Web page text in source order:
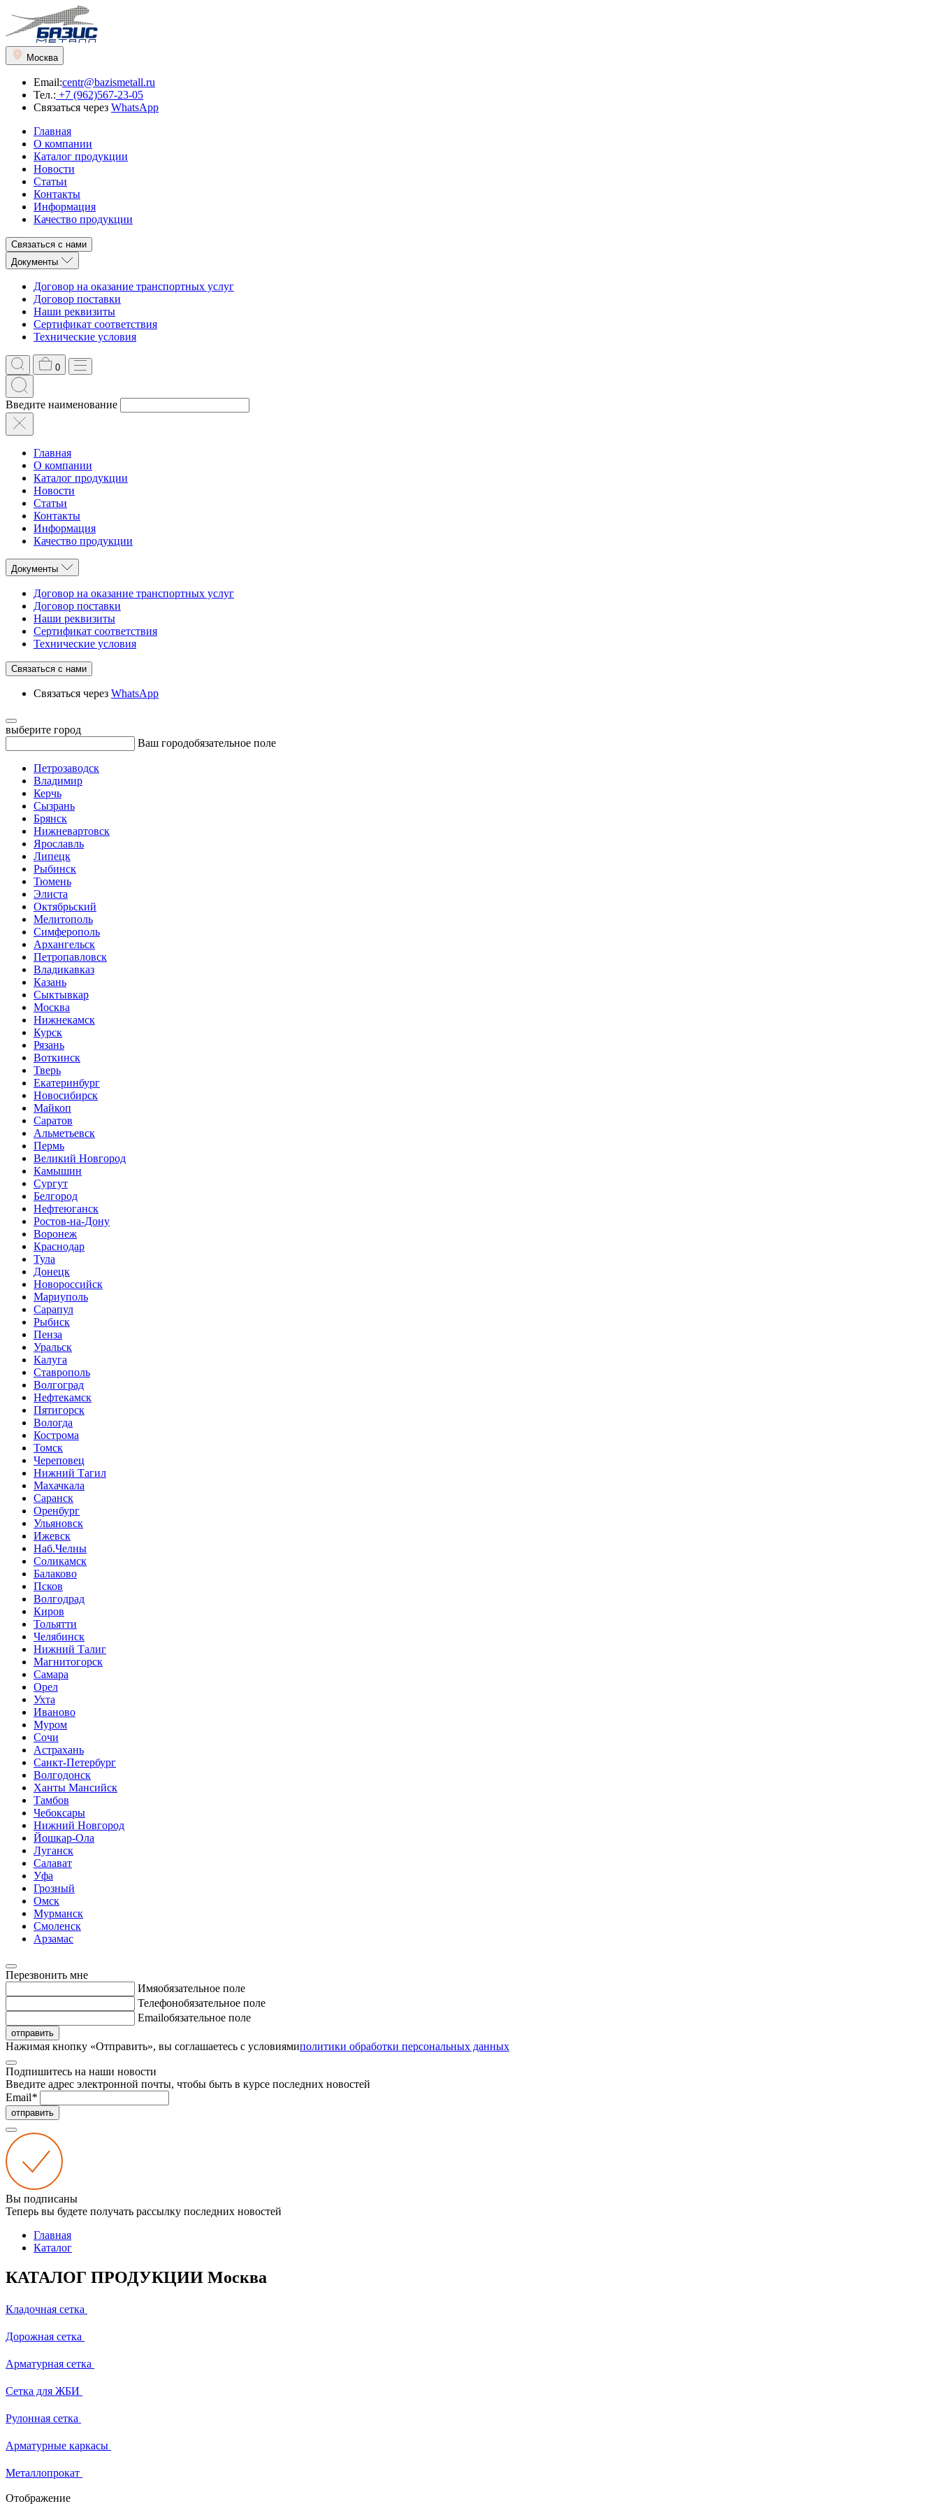
Москва
Email:centr@bazismetall.ru
Тел.: +7 (962)567-23-05
Связаться через WhatsApp
Главная
О компании
Каталог продукции
Новости
Статьи
Контакты
Информация
Качество продукции
Связаться с нами
Документы
Договор на оказание транспортных услуг
Договор поставки
Наши реквизиты
Сертификат соответствия
Технические условия
0
Введите наименование
Главная
О компании
Каталог продукции
Новости
Статьи
Контакты
Информация
Качество продукции
Документы
Договор на оказание транспортных услуг
Договор поставки
Наши реквизиты
Сертификат соответствия
Технические условия
Связаться с нами
Связаться через WhatsApp
выберите город
Ваш городобязательное поле
Петрозаводск
Владимир
Керчь
Сызрань
Брянск
Нижневартовск
Ярославль
Липецк
Рыбинск
Тюмень
Элиста
Октябрьский
Мелитополь
Симферополь
Архангельск
Петропавловск
Владикавказ
Казань
Сыктывкар
Москва
Нижнекамск
Курск
Рязань
Воткинск
Тверь
Екатеринбург
Новосибирск
Майкоп
Саратов
Альметьевск
Пермь
Великий Новгород
Камышин
Сургут
Белгород
Нефтеюганск
Ростов-на-Дону
Воронеж
Краснодар
Тула
Донецк
Новороссийск
Мариуполь
Сарапул
Рыбиск
Пенза
Уральск
Калуга
Ставрополь
Волгоград
Нефтекамск
Пятигорск
Вологда
Кострома
Томск
Череповец
Нижний Тагил
Махачкала
Саранск
Оренбург
Ульяновск
Ижевск
Наб.Челны
Соликамск
Балаково
Псков
Волгодрад
Киров
Тольятти
Челябинск
Нижний Талиг
Магнитогорск
Самара
Орел
Ухта
Иваново
Муром
Сочи
Астрахань
Санкт-Петербург
Волгодонск
Ханты Мансийск
Тамбов
Чебоксары
Нижний Новгород
Йошкар-Ола
Луганск
Салават
Уфа
Грозный
Омск
Мурманск
Смоленск
Арзамас
Перезвонить мне
Имяобязательное поле
Телефонобязательное поле
Emailобязательное поле
отправить
Нажимая кнопку «Отправить», вы соглашаетесь с условиямиполитики обработки персональных данных
Подпишитесь на наши новости
Введите адрес электронной почты, чтобы быть в курсе последних новостей
Email*
отправить
Вы подписаны
Теперь вы будете получать рассылку последних новостей
Главная
Каталог
КАТАЛОГ ПРОДУКЦИИ Москва
Кладочная сетка
Дорожная сетка
Арматурная сетка
Сетка для ЖБИ
Рулонная сетка
Арматурные каркасы
Металлопрокат
Отображение